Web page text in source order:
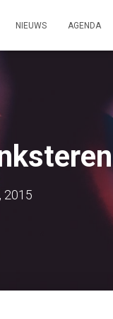
NIEUWS AGENDA
2015